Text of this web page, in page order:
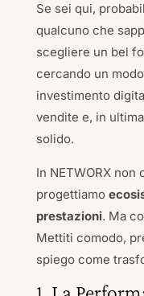
Se sei qui,
qualcuno che
scegliere un bel
cercando un
investimento
vendite e, in
solido.
In NETWORX
progettiamo
prestazioni. Ma
Mettiti comodo,
spiego come